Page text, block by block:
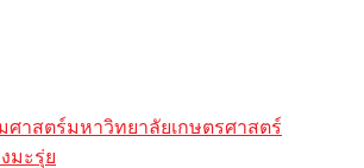
าสตร์มหาวิทยาลัยเกษตรศาสตร์
มะรุ่ย